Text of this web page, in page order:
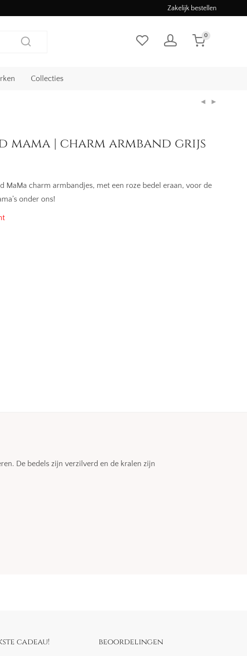
Zakelijk bestellen
0
Collecties
mama | charm armband grijs
MaMa charm armbandjes, met een roze bedel eraan, voor de
onder ons!
De bedels zijn verzilverd en de kralen zijn
cadeau! beoordelingen